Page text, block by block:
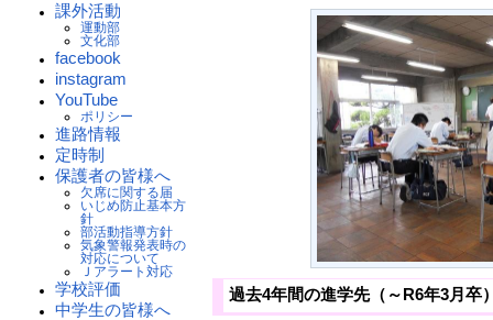
課外活動
運動部
文化部
facebook
instagram
YouTube
ポリシー
進路情報
定時制
保護者の皆様へ
欠席に関する届
いじめ防止基本方
針
部活動指導方針
気象警報発表時の
対応について
Ｊアラート対応
学校評価
中学生の皆様へ
過去4年間の進学先（～R6年3